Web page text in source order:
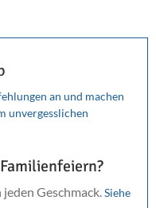
an und machen
unvergesslichen
Geschmack. Siehe